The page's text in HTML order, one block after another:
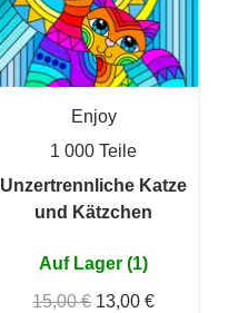
Enjoy
1 000 Teile
Unzertrennliche Katze
und Kätzchen
Auf Lager (1)
15,00 € 13,00 €